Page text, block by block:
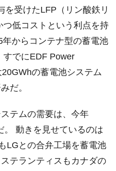
を受けたLFP（リン酸鉄リ
低コストという利点を持
からコンテナ型の蓄電池
すでにEDF Power
の蓄電池システム
だ。
テムの需要は、今年
。 動きを見せているのは
LGとの合弁工場を蓄電池
テランティスもカナダの